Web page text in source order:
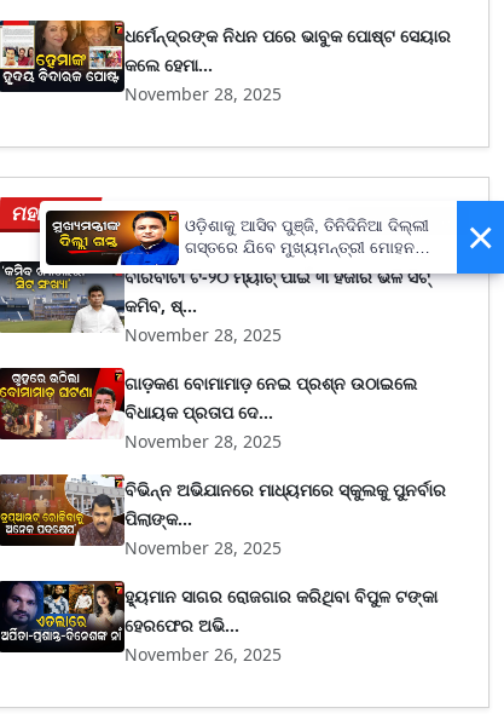
ଧର୍ମେନ୍ଦ୍ରଙ୍କ ନିଧନ ପରେ ଭାବୁକ ପୋଷ୍ଟ ସେୟାର
କଲେ ହେମା...
November 28, 2025
ମହାନଗର View More
ବାରବାଟୀ ଟି-୨୦ ମ୍ୟାଚ୍ ପାଇଁ ୩ ହଜାର ଭଳି ସିଟ୍
କମିବ, ଷ୍...
November 28, 2025
ଗାଡ଼କଣ ବୋମାମାଡ଼ ନେଇ ପ୍ରଶ୍ନ ଉଠାଇଲେ
ବିଧାୟକ ପ୍ରତାପ ଦେ...
November 28, 2025
ବିଭିନ୍ନ ଅଭିଯାନରେ ମାଧ୍ୟମରେ ସ୍କୁଲକୁ ପୁନର୍ବାର
ପିଲାଙ୍କ...
November 28, 2025
ହ୍ୟୁମାନ ସାଗର ରୋଜଗାର କରିଥିବା ବିପୁଳ ଟଙ୍କା
ହେରଫେର ଅଭି...
November 26, 2025
×
ଓଡ଼ିଶାକୁ ଆସିବ ପୁଞ୍ଜି, ତିନିଦିନିଆ ଦିଲ୍ଲୀ
ଗସ୍ତରେ ଯିବେ ମୁଖ୍ୟମନ୍ତ୍ରୀ ମୋହନ
ମାଝୀ